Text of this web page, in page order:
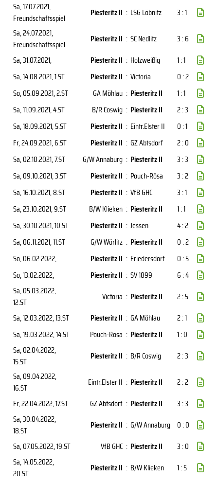
Sa, 17.07.2021,
Freundschaftsspiel
Piesteritz II : LSG Löbnitz
3 : 1
Sa, 24.07.2021,
Freundschaftsspiel
Piesteritz II : SC Nedlitz
3 : 6
Sa, 31.07.2021, Piesteritz II : Holzweißig
1 : 1
Sa, 14.08.2021, 1.ST Piesteritz II : Victoria
0 : 2
So, 05.09.2021, 2.ST GA Möhlau : Piesteritz II
1 : 1
Sa, 11.09.2021, 4.ST B/R Coswig : Piesteritz II
2 : 3
Sa, 18.09.2021, 5.ST Piesteritz II : Eintr.Elster II
0 : 1
Fr, 24.09.2021, 6.ST Piesteritz II : GZ Abtsdorf
2 : 0
Sa, 02.10.2021, 7.ST G/W Annaburg : Piesteritz II
3 : 3
Sa, 09.10.2021, 3.ST Piesteritz II : Pouch-Rösa
3 : 2
Sa, 16.10.2021, 8.ST Piesteritz II : VfB GHC
3 : 1
Sa, 23.10.2021, 9.ST B/W Klieken : Piesteritz II
1 : 1
Sa, 30.10.2021, 10.ST Piesteritz II : Jessen
4 : 2
Sa, 06.11.2021, 11.ST G/W Wörlitz : Piesteritz II
0 : 2
So, 06.02.2022, Piesteritz II : Friedersdorf
0 : 5
So, 13.02.2022, Piesteritz II : SV 1899
6 : 4
Sa, 05.03.2022,
12.ST
Victoria : Piesteritz II
2 : 5
Sa, 12.03.2022, 13.ST Piesteritz II : GA Möhlau
2 : 1
Sa, 19.03.2022, 14.ST Pouch-Rösa : Piesteritz II
1 : 0
Sa, 02.04.2022,
15.ST
Piesteritz II : B/R Coswig
2 : 3
Sa, 09.04.2022,
16.ST
Eintr.Elster II : Piesteritz II
2 : 2
Fr, 22.04.2022, 17.ST GZ Abtsdorf : Piesteritz II
3 : 3
Sa, 30.04.2022,
18.ST
Piesteritz II : G/W Annaburg 0 : 0
Sa, 07.05.2022, 19.ST VfB GHC : Piesteritz II
3 : 0
Sa, 14.05.2022,
20.ST
Piesteritz II : B/W Klieken 1 : 5